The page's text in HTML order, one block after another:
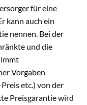
für eine
kann auch ein
nennen. Bei der
und die
Vorgaben
etc.) von der
Preisgarantie wird